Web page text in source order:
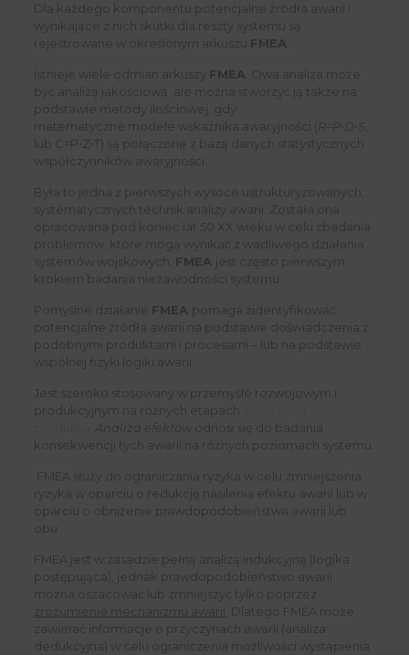
Dla każdego komponentu potencjalne źródła awarii i
wynikające z nich skutki dla reszty systemu są
rejestrowane w określonym arkuszu FMEA
Istnieje wiele odmian arkuszy FMEA . Owa analiza może
być analizą jakościową ale można stworzyć ją także na
podstawie metody ilościowej, gdy
matematyczne modele wskaźnika awaryjności ( R P
lub C=P⋅Z⋅T) są połączone z bazą danych statystycznych
współczynników awaryjności.
Była to jedna z pierwszych wysoce ustrukturyzowanych,
systematycznych technik analizy awarii. Została ona
opracowana pod koniec lat 50 XX wieku w celu zbadania
problemów, które mogą wynikać z wadliwego działania
systemów wojskowych. FMEA jest często pierwszym
krokiem badania niezawodności systemu.
Pomyślne działanie FMEA pomaga zidentyfikować
potencjalne źródła awarii na podstawie doświadczenia z
podobnymi produktami i procesami – lub na podstawie
wspólnej fizyki logiki awarii.
Jest szeroko stosowany w przemyśle rozwojowym i
produkcyjnym na różnych etapach
Analiza efektów
odnosi się do badania
konsekwencji tych awarii na różnych poziomach systemu.
FMEA służy do ograniczania ryzyka w celu zmniejszenia
ryzyka w oparciu o redukcję nasilenia efektu awarii lub w
oparciu o obniżenie prawdopodobieństwa awarii lub
obu.
FMEA jest w zasadzie pełną analizą indukcyjną (logika
postępująca), jednak prawdopodobieństwo awarii
można oszacować lub zmniejszyć tylko poprzez
zrozumienie mechanizmu awarii. Dlatego FMEA może
zawierać informacje o przyczynach awarii (analiza
dedukcyjna) w celu ograniczenia możliwości wystąpienia